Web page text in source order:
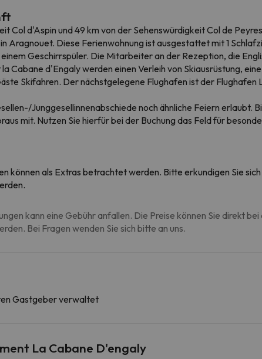
Col d'Aspin und 49 km von der Sehenswürdigkeit Col de
Aragnouet. Diese Ferienwohnung ist ausgestattet mit 1
Geschirrspüler. Die Mitarbeiter an der Rezeption, die
Cabane d'Engaly werden einen Verleih von Skiausrüstung,
Skifahren. Der nächstgelegene Flughafen ist der
Junggesellinnenabschiede noch ähnliche Feiern
mit. Nutzen Sie hierfür bei der Buchung das Feld für
können als Extras betrachtet werden. Bitte erkundigen Sie
kann eine Gebühr anfallen. Die Preise können Sie direkt
Bei Fragen wenden Sie sich bitte an uns.
Gastgeber verwaltet
La Cabane D'engaly